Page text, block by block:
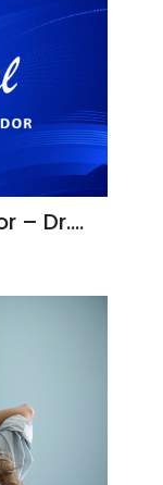
– Dr.…